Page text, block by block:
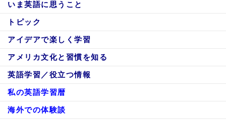
いま英語に思うこと
トピック
アイデアで楽しく学習
アメリカ文化と習慣を知る
英語学習／役立つ情報
私の英語学習暦
海外での体験談